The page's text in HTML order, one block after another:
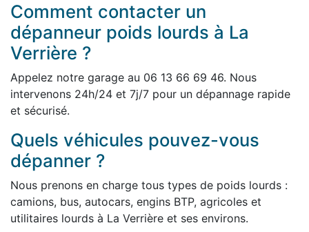
Comment contacter un
dépanneur poids lourds à La
Verrière ?
Appelez notre garage au 06 13 66 69 46. Nous
intervenons 24h/24 et 7j/7 pour un dépannage rapide
et sécurisé.
Quels véhicules pouvez-vous
dépanner ?
Nous prenons en charge tous types de poids lourds :
camions, bus, autocars, engins BTP, agricoles et
utilitaires lourds à La Verrière et ses environs.